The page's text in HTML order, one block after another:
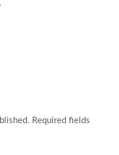
Required fields